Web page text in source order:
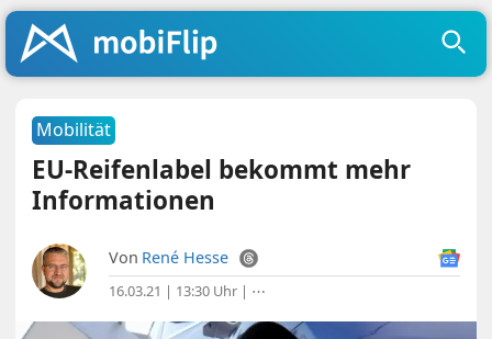
Mobilität
EU-Reifenlabel bekommt mehr
Informationen
Von René Hesse
16.03.21 | 13:30 Uhr | ⋯